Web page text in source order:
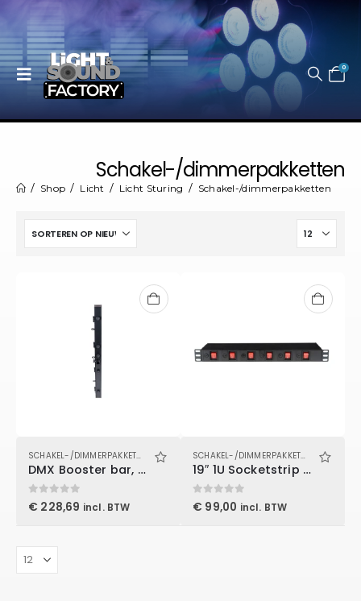
0
Schakel-/dimmerpakketten
Shop Licht Licht Sturing Schakel-/dimmerpakketten
SCHAKEL-/DIMMERPAKKETTEN
DMX Booster bar, maximaal 30 KG
0out of 5
€ 228,69 incl. BTW
SCHAKEL-/DIMMERPAKKETTEN
19″ 1U Socketstrip 6 zones
0out of 5
€ 99,00 incl. BTW